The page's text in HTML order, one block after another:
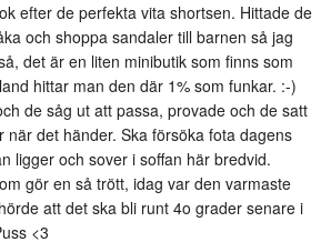
efter de perfekta vita shortsen. Hittade de
och shoppa sandaler till barnen så jag
det är en liten minibutik som finns som
hittar man den där 1% som funkar. :-)
de såg ut att passa, provade och de satt
när det händer. Ska försöka fota dagens
ligger och sover i soffan här bredvid.
gör en så trött, idag var den varmaste
att det ska bli runt 4o grader senare i
<3